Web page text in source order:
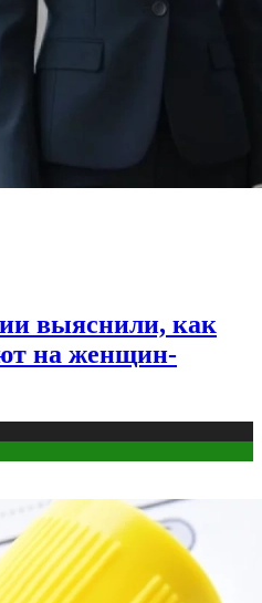
выяснили, как
на женщин-